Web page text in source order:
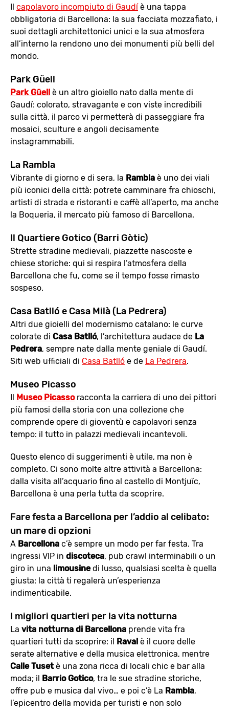
Il capolavoro incompiuto di Gaudí è una tappa
obbligatoria di Barcellona: la sua facciata mozzafiato, i
suoi dettagli architettonici unici e la sua atmosfera
all’interno la rendono uno dei monumenti più belli del
mondo.
Park Güell
Park Güell è un altro gioiello nato dalla mente di
Gaudí: colorato, stravagante e con viste incredibili
sulla città, il parco vi permetterà di passeggiare fra
mosaici, sculture e angoli decisamente
instagrammabili.
La Rambla
Vibrante di giorno e di sera, la Rambla è uno dei viali
più iconici della città: potrete camminare fra chioschi,
artisti di strada e ristoranti e caffè all’aperto, ma anche
la Boqueria, il mercato più famoso di Barcellona.
Il Quartiere Gotico (Barri Gòtic)
Strette stradine medievali, piazzette nascoste e
chiese storiche: qui si respira l’atmosfera della
Barcellona che fu, come se il tempo fosse rimasto
sospeso.
Casa Batlló e Casa Milà (La Pedrera)
Altri due gioielli del modernismo catalano: le curve
colorate di Casa Batlló, l’architettura audace de La
Pedrera, sempre nate dalla mente geniale di Gaudí.
Siti web ufficiali di Casa Batlló e de La Pedrera.
Museo Picasso
Il Museo Picasso racconta la carriera di uno dei pittori
più famosi della storia con una collezione che
comprende opere di gioventù e capolavori senza
tempo: il tutto in palazzi medievali incantevoli.
Questo elenco di suggerimenti è utile, ma non è
completo. Ci sono molte altre attività a Barcellona:
dalla visita all’acquario fino al castello di Montjuïc,
Barcellona è una perla tutta da scoprire.
Fare festa a Barcellona per l’addio al celibato:
un mare di opzioni
A Barcellona c’è sempre un modo per far festa. Tra
ingressi VIP in discoteca, pub crawl interminabili o un
giro in una limousinedi lusso, qualsiasi scelta è quella
giusta: la città ti regalerà un’esperienza
indimenticabile.
I migliori quartieri per la vita notturna
La vita notturna di Barcellona prende vita fra
quartieri tutti da scoprire: il Raval è il cuore delle
serate alternative e della musica elettronica, mentre
Calle Tusetè una zona ricca di locali chic e bar alla
moda; il Barrio Gotico, tra le sue stradine storiche,
offre pub e musica dal vivo… e poi c’è La Rambla,
l’epicentro della movida per turisti e non solo